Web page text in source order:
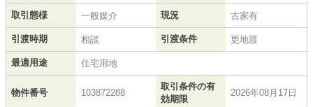
取引態様 一般媒介 現況 古家有
引渡時期 相談 引渡条件 更地渡
最適用途 住宅用地
物件番号 103872288
取引条件の有
効期限
2026年08月17日